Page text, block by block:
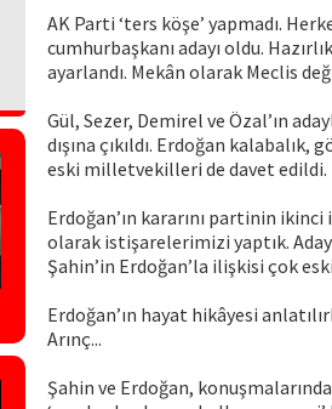
AK Parti ‘ters köşe’ yapmadı.
cumhurbaşkanı adayı oldu.
ayarlandı. Mekân olarak Meclis
Gül, Sezer, Demirel ve Özal’ın
dışına çıkıldı. Erdoğan
eski milletvekilleri de davet edildi.
Erdoğan’ın kararını partinin
olarak istişarelerimizi yaptık.
Şahin’in Erdoğan’la ilişkisi çok
Erdoğan’ın hayat hikâyesi
Arınç...
Şahin ve Erdoğan,